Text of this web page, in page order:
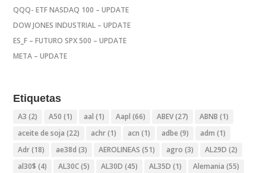
QQQ- ETF NASDAQ 100 – UPDATE
DOW JONES INDUSTRIAL – UPDATE
ES_F – FUTURO SPX 500 – UPDATE
META – UPDATE
Etiquetas
A3 (2) A50 (1) aal (1) Aapl (66) ABEV(27) ABNB (1)
aceite de soja (22) achr(1) acn (1) adbe (9) adm (1)
Adr(18) ae38d (3) AEROLINEAS (51) agro (3) AL29D (2)
al30$ (4) AL30C(5) AL30D (45) AL35D (1) Alemania (55)